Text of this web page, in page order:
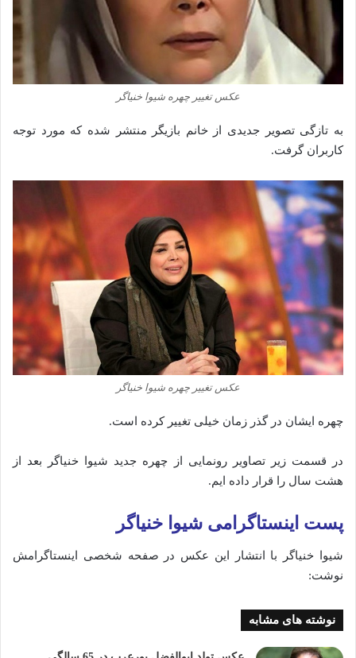
عکس تغییر چهره شیوا خنیاگر
به تازگی تصویر جدیدی از خانم بازیگر منتشر شده که مورد توجه
کاربران گرفت.
عکس تغییر چهره شیوا خنیاگر
چهره ایشان در گذر زمان خیلی تغییر کرده است.
در قسمت زیر تصاویر رونمایی از چهره جدید شیوا خنیاگر بعد از
هشت سال را قرار داده ایم.
پست اینستاگرامی شیوا خنیاگر
شیوا خنیاگر با انتشار این عکس در صفحه شخصی اینستاگرامش
نوشت:
نوشته های مشابه